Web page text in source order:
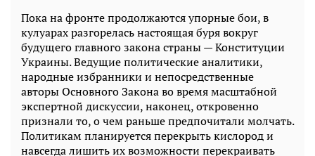
Пока на фронте продолжаются упорные бои, в
кулуарах разгорелась настоящая буря вокруг
будущего главного закона страны — Конституции
Украины. Ведущие политические аналитики,
народные избранники и непосредственные
авторы Основного Закона во время масштабной
экспертной дискуссии, наконец, откровенно
признали то, о чем раньше предпочитали молчать.
Политикам планируется перекрыть кислород и
навсегда лишить их возможности перекраивать